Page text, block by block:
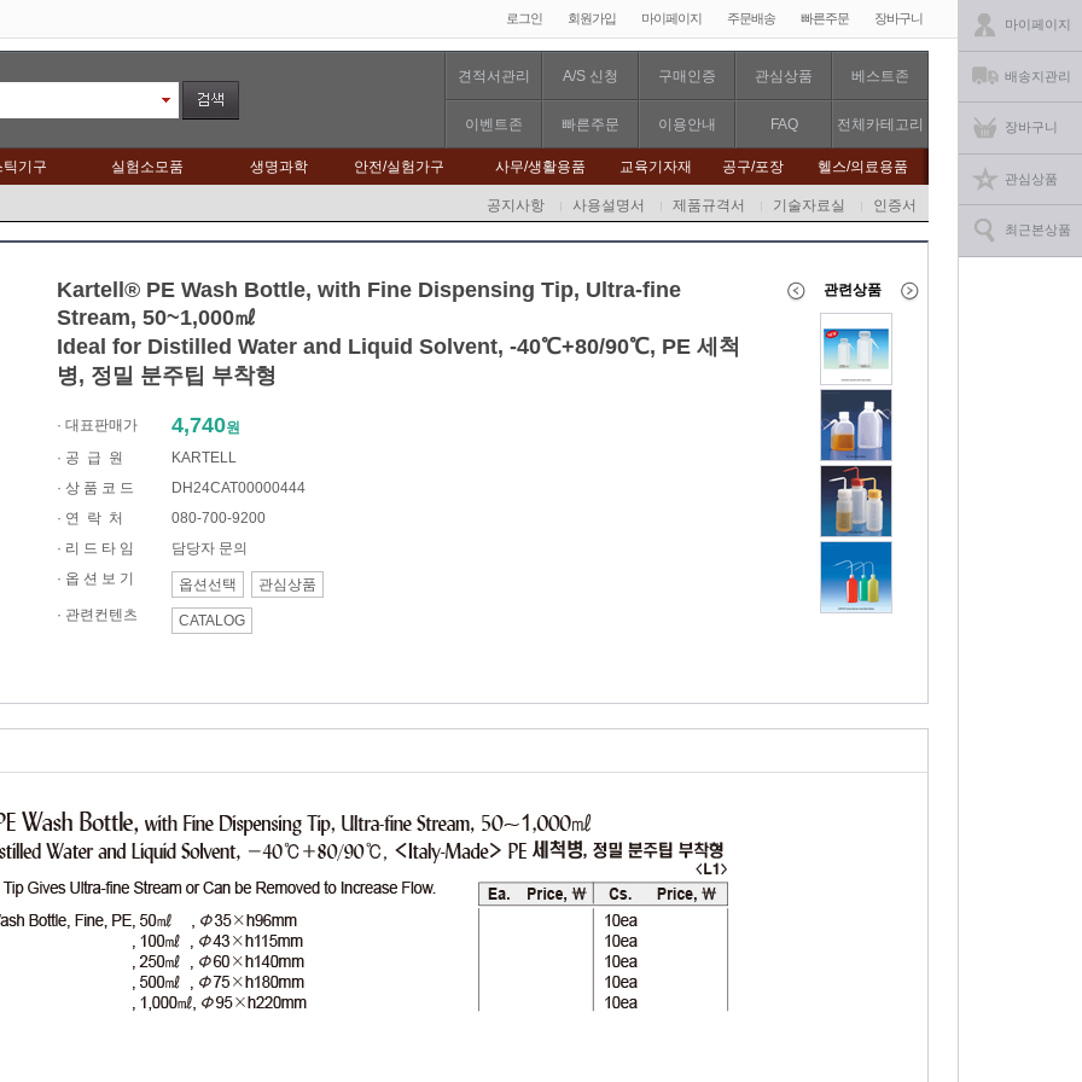
로그인 회원가입 마이페이지 주문배송 빠른주문 장바구니
견적서관리 A/S 신청 구매인증 관심상품 베스트존
이벤트존 빠른주문 이용안내 FAQ 전체카테고리
기구 실험소모품 생명과학 안전/실험가구 사무/생활용품 교육기자재 공구/포장 헬스/의료용품
공지사항 사용설명서 제품규격서 기술자료실 인증서
Kartell® PE Wash Bottle, with Fine Dispensing Tip, Ultra-fine
Stream, 50~1,000㎖
Ideal for Distilled Water and Liquid Solvent, -40℃+80/90℃, PE 세척
병, 정밀 분주팁 부착형
· 대표판매가 4,740원
· 공 급 원
KARTELL
· 상 품 코 드
DH24CAT00000444
· 연 락 처
080-700-9200
· 리 드 타 임
담당자 문의
· 옵 션 보 기
옵션선택
관심상품
· 관련컨텐츠 CATALOG
관련상품
마이페이지
배송지관리
장바구니
관심상품
최근본상품